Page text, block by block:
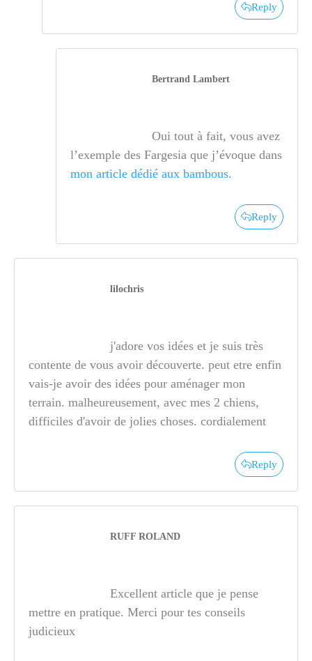
Reply
Bertrand Lambert
Oui tout à fait, vous avez
l’exemple des Fargesia que j’évoque dans
mon article dédié aux bambous.
Reply
lilochris
j'adore vos idées et je suis très
contente de vous avoir découverte. peut etre enfin
vais-je avoir des idées pour aménager mon
terrain. malheureusement, avec mes 2 chiens,
difficiles d'avoir de jolies choses. cordialement
Reply
RUFF ROLAND
Excellent article que je pense
mettre en pratique. Merci pour tes conseils
judicieux